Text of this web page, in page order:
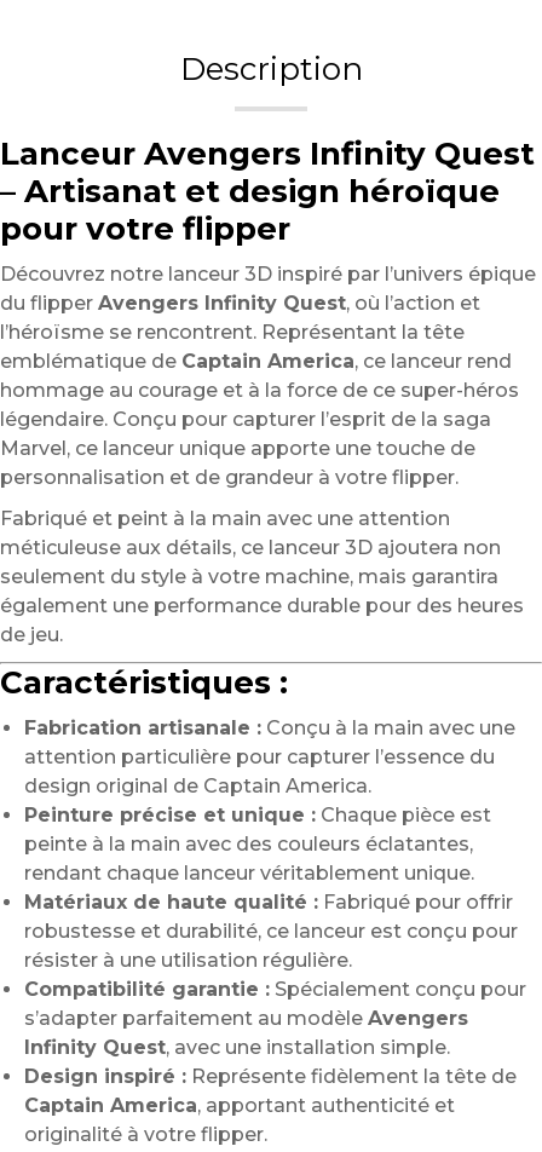
Description
Lanceur Avengers Infinity Quest
– Artisanat et design héroïque
pour votre flipper
Découvrez notre lanceur 3D inspiré par l’univers épique
du flipper Avengers Infinity Quest, où l’action et
l’héroïsme se rencontrent. Représentant la tête
emblématique de Captain America, ce lanceur rend
hommage au courage et à la force de ce super-héros
légendaire. Conçu pour capturer l’esprit de la saga
Marvel, ce lanceur unique apporte une touche de
personnalisation et de grandeur à votre flipper.
Fabriqué et peint à la main avec une attention
méticuleuse aux détails, ce lanceur 3D ajoutera non
seulement du style à votre machine, mais garantira
également une performance durable pour des heures
de jeu.
Caractéristiques :
Fabrication artisanale : Conçu à la main avec une
attention particulière pour capturer l’essence du
design original de Captain America.
Peinture précise et unique : Chaque pièce est
peinte à la main avec des couleurs éclatantes,
rendant chaque lanceur véritablement unique.
Matériaux de haute qualité : Fabriqué pour offrir
robustesse et durabilité, ce lanceur est conçu pour
résister à une utilisation régulière.
Compatibilité garantie : Spécialement conçu pour
s’adapter parfaitement au modèle Avengers
Infinity Quest, avec une installation simple.
Design inspiré : Représente fidèlement la tête de
Captain America, apportant authenticité et
originalité à votre flipper.